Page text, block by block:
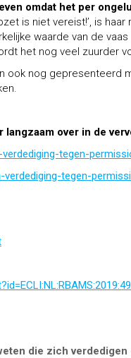
omdat het per
is niet vereist!’, is haar
waarde van de
het nog veel zuurder
ook nog gepresenteerd
over in de
tegen-
tegen-
die zich